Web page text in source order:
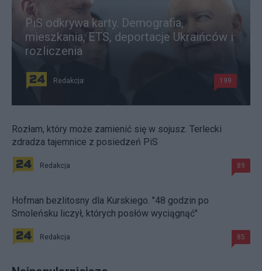
PiS odkrywa karty. Demografia,
mieszkania, ETS, deportacje Ukraińców i
rozliczenia
Redakcja 199
Rozłam, który może zamienić się w sojusz. Terlecki
zdradza tajemnice z posiedzeń PiS
Redakcja 89
Hofman bezlitosny dla Kurskiego. "48 godzin po
Smoleńsku liczył, których posłów wyciągnąć"
Redakcja 85